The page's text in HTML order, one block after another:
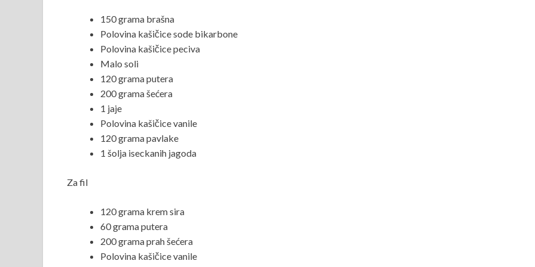
150 grama brašna
Polovina kašičice sode bikarbone
Polovina kašičice peciva
Malo soli
120 grama putera
200 grama šećera
1 jaje
Polovina kašičice vanile
120 grama pavlake
1 šolja iseckanih jagoda
Za fil
120 grama krem sira
60 grama putera
200 grama prah šećera
Polovina kašičice vanile